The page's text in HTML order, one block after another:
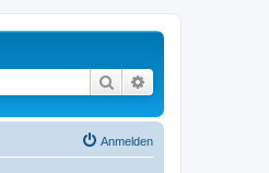
Suche
Anmelden